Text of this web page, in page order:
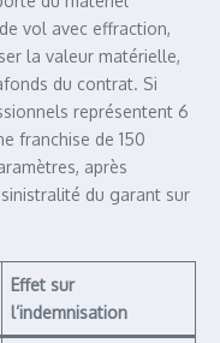
vol avec effraction,
la valeur matérielle,
du contrat. Si
représentent 6
franchise de 150
après
du garant sur
Effet sur
l’indemnisation